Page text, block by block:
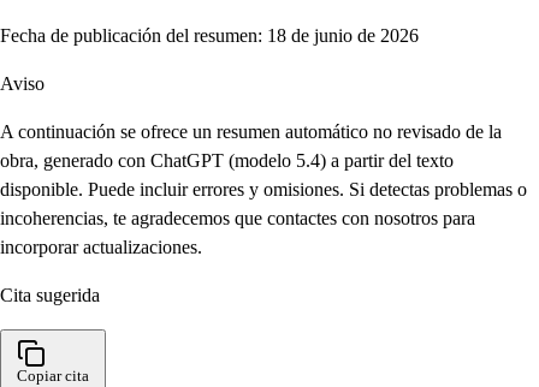
Fecha de publicación del resumen: 18 de junio de 2026
Aviso
A continuación se ofrece un resumen automático no revisado de la
obra, generado con ChatGPT (modelo 5.4) a partir del texto
disponible. Puede incluir errores y omisiones. Si detectas problemas o
incoherencias, te agradecemos que contactes con nosotros para
incorporar actualizaciones.
Cita sugerida
Copiar cita